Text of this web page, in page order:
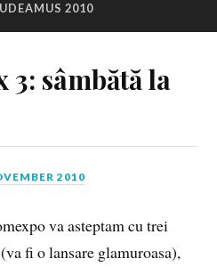
2010
sâmbătă la
2010
va asteptam cu trei
fi o lansare glamuroasa),